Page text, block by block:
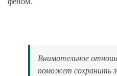
Внимательное
поможет сохранить